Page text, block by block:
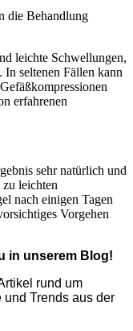
die Behandlung
leichte Schwellungen,
In seltenen Fällen kann
erfahrenen
sehr natürlich und
leichten
nach einigen Tagen
Vorgehen
in unserem Blog!
rund um
Trends aus der